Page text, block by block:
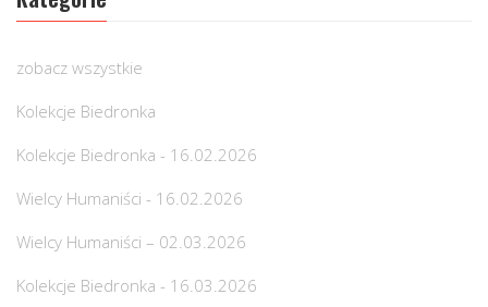
zobacz wszystkie
Kolekcje Biedronka
Kolekcje Biedronka - 16.02.2026
Wielcy Humaniści - 16.02.2026
Wielcy Humaniści – 02.03.2026
Kolekcje Biedronka - 16.03.2026